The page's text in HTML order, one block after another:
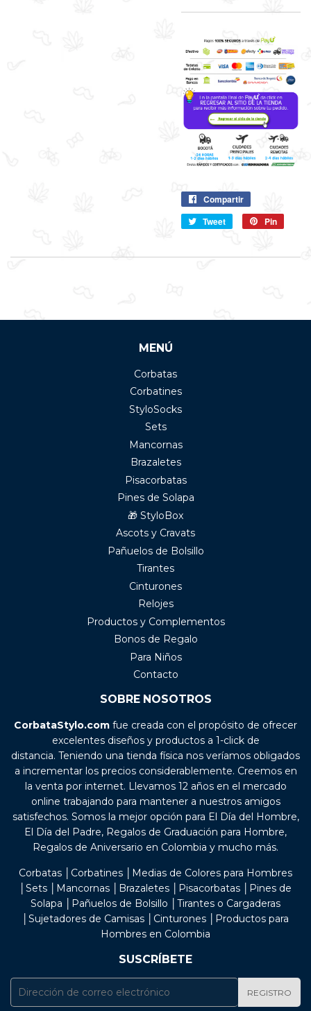
Compartir
en
Facebook
Tweet
CompartirPin
MENÚ
Corbatas
Corbatines
StyloSocks
Sets
Mancornas
Brazaletes
Pisacorbatas
Pines de Solapa
🎁 StyloBox
Ascots y Cravats
Pañuelos de Bolsillo
Tirantes
Cinturones
Relojes
Productos y Complementos
Bonos de Regalo
Para Niños
Contacto
SOBRE NOSOTROS
CorbataStylo.com fue creada con el propósito de ofrecer
excelentes diseños y productos a 1-click de
distancia. Teniendo una tienda física nos veríamos obligados
a incrementar los precios considerablemente. Creemos en
la venta por internet. Llevamos 12 años en el mercado
online trabajando para mantener a nuestros amigos
satisfechos. Somos la mejor opción para El Día del Hombre,
El Día del Padre, Regalos de Graduación para Hombre,
Regalos de Aniversario en Colombia y mucho más.
Corbatas │Corbatines │Medias de Colores para Hombres
│Sets │Mancornas │Brazaletes │Pisacorbatas │Pines de
Solapa │Pañuelos de Bolsillo │Tirantes o Cargaderas
│Sujetadores de Camisas │Cinturones │Productos para
Hombres en Colombia
SUSCRÍBETE
E-
REGISTRO